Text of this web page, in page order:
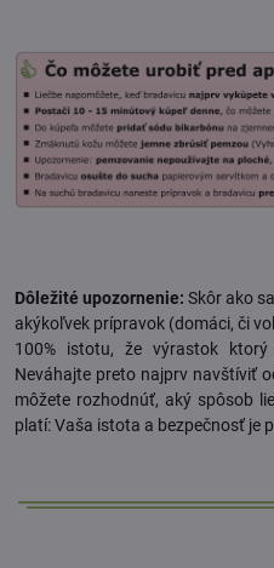
Dôležité upozornenie: Skôr ako
akýkoľvek prípravok (domáci, či
100% istotu, že výrastok
Neváhajte preto najprv navštíviť
môžete rozhodnúť, aký spôsob
platí: Vaša istota a bezpečnosť je